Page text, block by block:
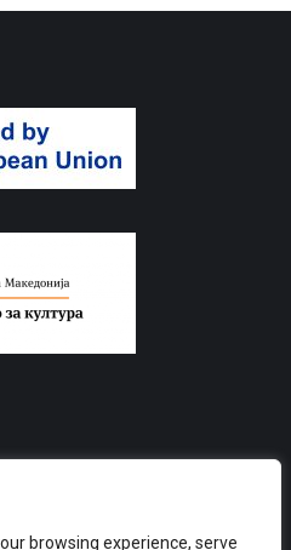
browsing experience, serve